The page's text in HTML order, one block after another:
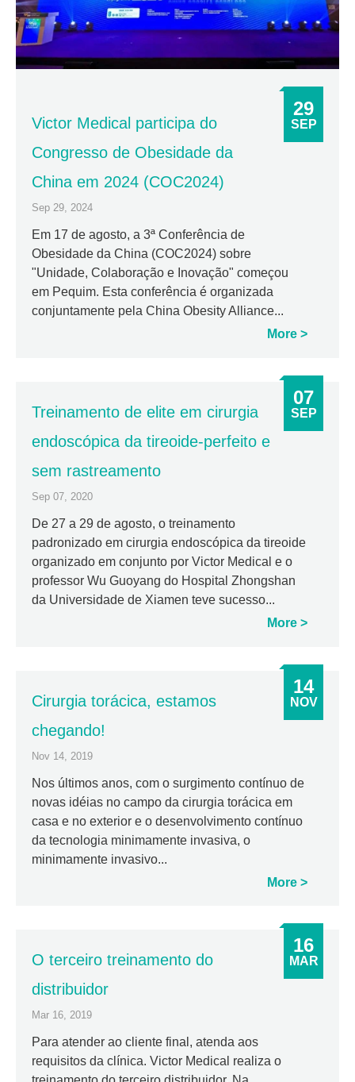
Victor Medical participa do
Congresso de Obesidade da
China em 2024 (COC2024)
Sep 29, 2024
Em 17 de agosto, a 3ª Conferência de
Obesidade da China (COC2024) sobre
"Unidade, Colaboração e Inovação" começou
em Pequim. Esta conferência é organizada
conjuntamente pela China Obesity Alliance...
More
29
SEP
Treinamento de elite em cirurgia
endoscópica da tireoide-perfeito e
sem rastreamento
Sep 07, 2020
De 27 a 29 de agosto, o treinamento
padronizado em cirurgia endoscópica da tireoide
organizado em conjunto por Victor Medical e o
professor Wu Guoyang do Hospital Zhongshan
da Universidade de Xiamen teve sucesso...
More
07
SEP
Cirurgia torácica, estamos
chegando!
Nov 14, 2019
Nos últimos anos, com o surgimento contínuo de
novas idéias no campo da cirurgia torácica em
casa e no exterior e o desenvolvimento contínuo
da tecnologia minimamente invasiva, o
minimamente invasivo...
More
14
NOV
O terceiro treinamento do
distribuidor
Mar 16, 2019
Para atender ao cliente final, atenda aos
requisitos da clínica. Victor Medical realiza o
16
MAR